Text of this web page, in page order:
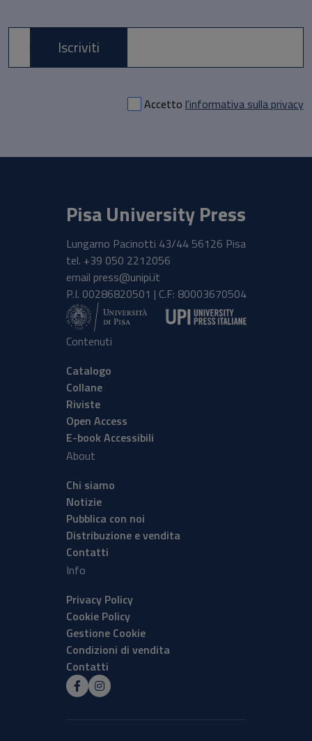
E-mail *
Accetto l'informativa sulla privacy
Iscriviti
Pisa University Press
Lungarno Pacinotti 43/44 56126 Pisa
tel. +39 050 2212056
email press@unipi.it
P.I. 00286820501 | C.F: 80003670504
Contenuti
Catalogo
Collane
Riviste
Open Access
E-book Accessibili
About
Chi siamo
Notizie
Pubblica con noi
Distribuzione e vendita
Contatti
Info
Privacy Policy
Cookie Policy
Gestione Cookie
Condizioni di vendita
Contatti